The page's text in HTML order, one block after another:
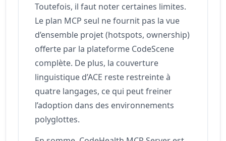
Toutefois, il faut noter certaines limites.
Le plan MCP seul ne fournit pas la vue
d’ensemble projet (hotspots, ownership)
offerte par la plateforme CodeScene
complète. De plus, la couverture
linguistique d’ACE reste restreinte à
quatre langages, ce qui peut freiner
l’adoption dans des environnements
polyglottes.